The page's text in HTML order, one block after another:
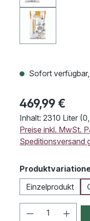
Sofort
469,99 €
Inhalt: 2310 Liter
Preise inkl. MwSt.
Speditionsversand
Einzelprodukt
Produkt